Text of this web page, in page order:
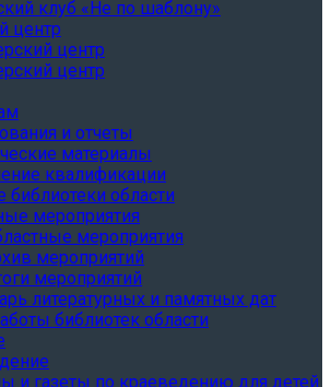
клуб «Не по шаблону»
центр
центр
центр
и отчеты
материалы
квалификации
библиотеки области
мероприятия
мероприятия
мероприятий
мероприятий
литературных и памятных дат
библиотек области
и газеты по краеведению для детей